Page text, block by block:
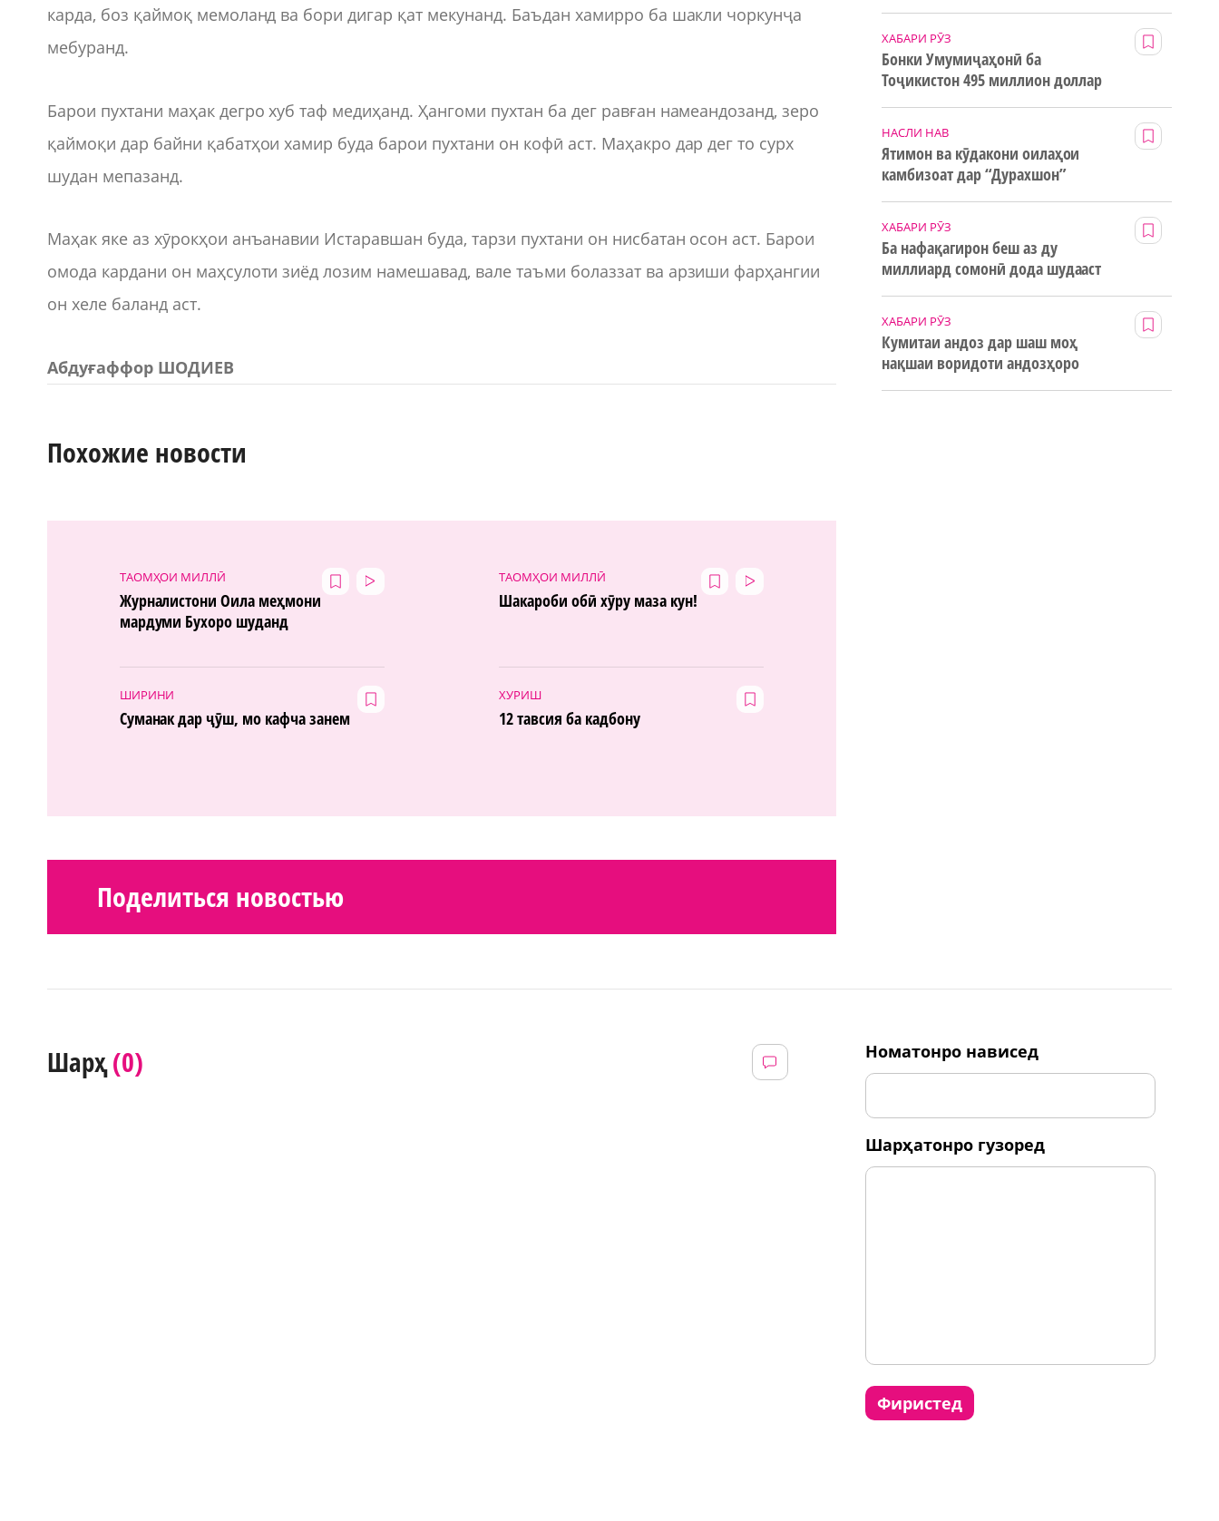
карда, боз қаймоқ мемоланд ва бори дигар қат мекунанд. Баъдан хамирро ба шакли чоркунҷа
мебуранд.
Барои пухтани маҳак дегро хуб таф медиҳанд. Ҳангоми пухтан ба дег равған намеандозанд, зеро
қаймоқи дар байни қабатҳои хамир буда барои пухтани он кофӣ аст. Маҳакро дар дег то сурх
шудан мепазанд.
Маҳак яке аз хӯрокҳои анъанавии Истаравшан буда, тарзи пухтани он нисбатан осон аст. Барои
омода кардани он маҳсулоти зиёд лозим намешавад, вале таъми болаззат ва арзиши фарҳангии
он хеле баланд аст.
Абдуғаффор ШОДИЕВ
Похожие новости
ТАОМҲОИ МИЛЛӢ
Журналистони Оила меҳмони
мардуми Бухоро шуданд
ТАОМҲОИ МИЛЛӢ
Шакароби обӣ хӯру маза кун!
ШИРИНИ
Суманак дар ҷӯш, мо кафча занем
ХУРИШ
12 тавсия ба кадбону
Поделиться новостью
ХАБАРИ РӮЗ
Бонки Умумиҷаҳонӣ ба
Тоҷикистон 495 миллион доллар
НАСЛИ НАВ
Ятимон ва кӯдакони оилаҳои
камбизоат дар “Дурахшон”
ХАБАРИ РӮЗ
Ба нафақагирон беш аз ду
миллиард сомонӣ дода шудааст
ХАБАРИ РӮЗ
Кумитаи андоз дар шаш моҳ
нақшаи воридоти андозҳоро
Шарҳ(0) номатонро нависед
шарҳатонро гузоред
фиристед